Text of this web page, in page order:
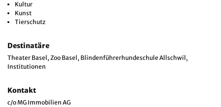
Kultur
Kunst
Tierschutz
Destinatäre
Theater Basel, Zoo Basel, Blindenführerhundeschule Allschwil,
Institutionen
Kontakt
c/o MG Immobilien AG